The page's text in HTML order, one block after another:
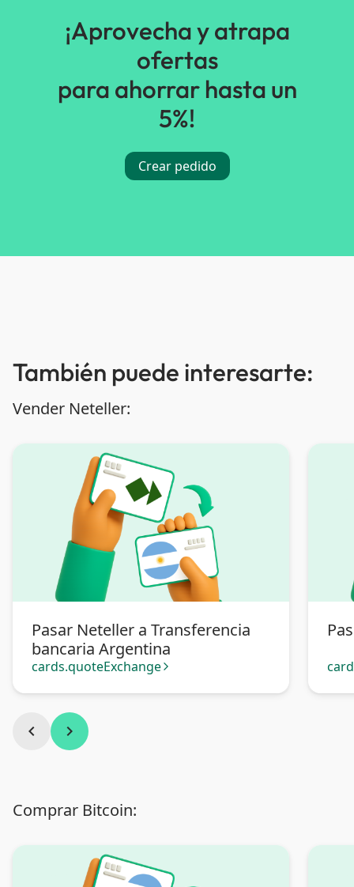
¡Aprovecha y atrapa
ofertas
para ahorrar hasta un
5%!
Crear pedido
También puede interesarte:
Vender Neteller:
Pasar Neteller a Transferencia
bancaria Argentina
cards.quoteExchange arrow_forward_ios
chevron_left chevron_right
Comprar Bitcoin: